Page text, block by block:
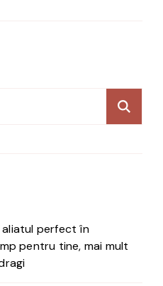
aliatul perfect în
pentru tine, mai mult